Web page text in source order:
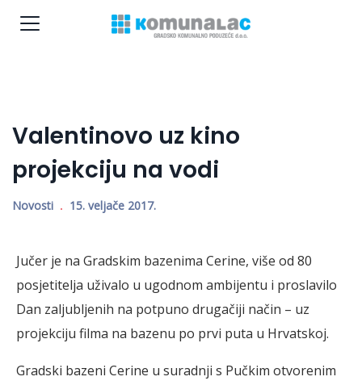
Valentinovo uz kino
projekciju na vodi
Novosti 15. veljače 2017.
Jučer je na Gradskim bazenima Cerine, više od 80
posjetitelja uživalo u ugodnom ambijentu i proslavilo
Dan zaljubljenih na potpuno drugačiji način – uz
projekciju filma na bazenu po prvi puta u Hrvatskoj.
Gradski bazeni Cerine u suradnji s Pučkim otvorenim